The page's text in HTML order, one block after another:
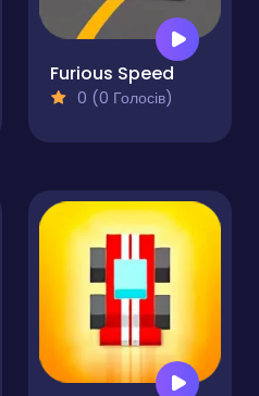
Furious Speed
0 (0 Голосів)